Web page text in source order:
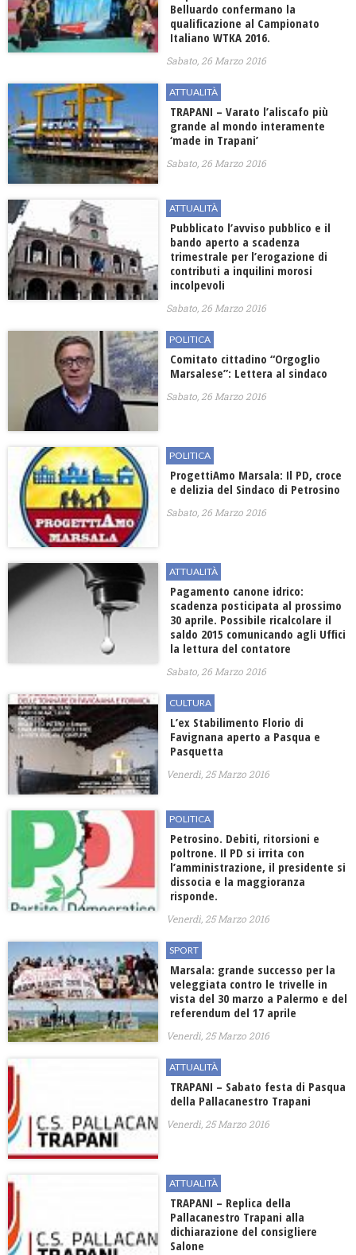
Belluardo confermano la
qualificazione al Campionato
Italiano WTKA 2016.
Sabato, 26 Marzo 2016
ATTUALITÀ
TRAPANI – Varato l’aliscafo più
grande al mondo interamente
‘made in Trapani’
Sabato, 26 Marzo 2016
ATTUALITÀ
Pubblicato l’avviso pubblico e il
bando aperto a scadenza
trimestrale per l’erogazione di
contributi a inquilini morosi
incolpevoli
Sabato, 26 Marzo 2016
POLITICA
Comitato cittadino “Orgoglio
Marsalese”: Lettera al sindaco
Sabato, 26 Marzo 2016
POLITICA
ProgettiAmo Marsala: Il PD, croce
e delizia del Sindaco di Petrosino
Sabato, 26 Marzo 2016
ATTUALITÀ
Pagamento canone idrico:
scadenza posticipata al prossimo
30 aprile. Possibile ricalcolare il
saldo 2015 comunicando agli Uffici
la lettura del contatore
Sabato, 26 Marzo 2016
CULTURA
L’ex Stabilimento Florio di
Favignana aperto a Pasqua e
Pasquetta
Venerdì, 25 Marzo 2016
POLITICA
Petrosino. Debiti, ritorsioni e
poltrone. Il PD si irrita con
l’amministrazione, il presidente si
dissocia e la maggioranza
risponde.
Venerdì, 25 Marzo 2016
SPORT
Marsala: grande successo per la
veleggiata contro le trivelle in
vista del 30 marzo a Palermo e del
referendum del 17 aprile
Venerdì, 25 Marzo 2016
ATTUALITÀ
TRAPANI – Sabato festa di Pasqua
della Pallacanestro Trapani
Venerdì, 25 Marzo 2016
ATTUALITÀ
TRAPANI – Replica della
Pallacanestro Trapani alla
dichiarazione del consigliere
Salone